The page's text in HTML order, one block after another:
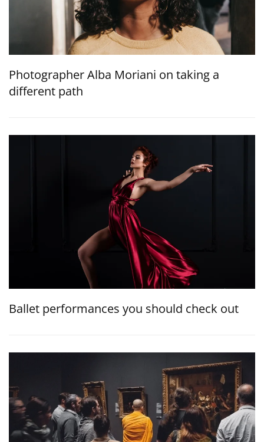
Photographer Alba Moriani on taking a
different path
Ballet performances you should check out